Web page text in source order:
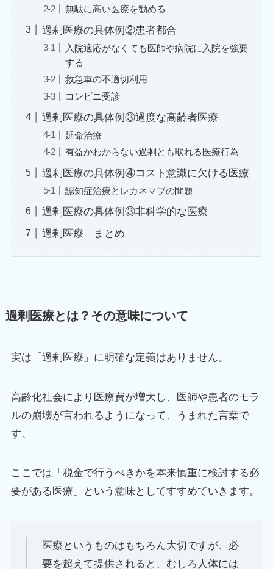
無駄に高い医療を勧める
過剰医療の具体例②患者都合
入院適応がなくても医師や病院に入院を強要
する
救急車の不適切利用
コンビニ受診
過剰医療の具体例③過度な高齢者医療
延命治療
有益かわからない過剰とも取れる医療行為
過剰医療の具体例④コスト意識に欠ける医療
認知症治療とレカネマブの問題
過剰医療の具体例③非科学的な医療
過剰医療 まとめ
過剰医療とは？その意味について
実は「過剰医療」に明確な定義はありません。
高齢化社会により医療費が増大し、医師や患者のモラ
ルの崩壊が言われるようになって、うまれた言葉で
す。
ここでは「税金で行うべきかを本来慎重に検討する必
要がある医療」という意味としてすすめていきます。
医療というものはもちろん大切ですが、必
要を超えて提供されると、むしろ人体には